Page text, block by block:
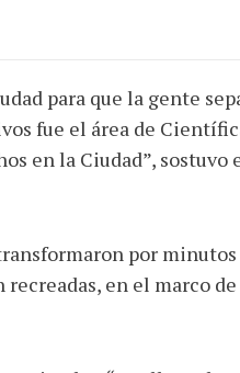
para que la gente
fue el área de
en la Ciudad”,
por
en el marco